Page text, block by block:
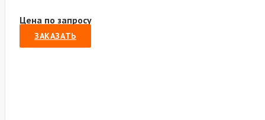
Цена по запросу
ЗАКАЗАТЬ